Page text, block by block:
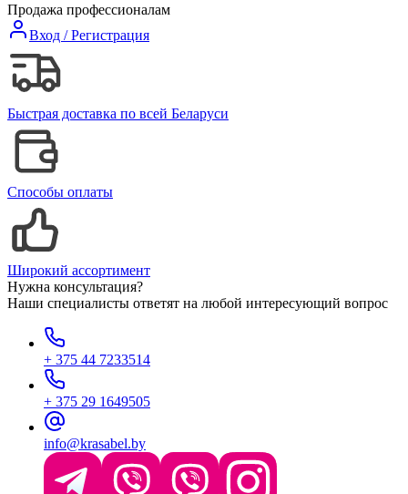
Продажа профессионалам
Вход / Регистрация
Быстрая доставка по всей Беларуси
Способы оплаты
Широкий ассортимент
Нужна консультация?
Наши специалисты ответят на любой интересующий вопрос
+ 375 44 7233514
+ 375 29 1649505
info@krasabel.by